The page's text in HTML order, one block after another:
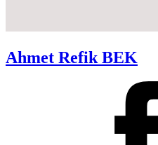
Ahmet Refik BEK